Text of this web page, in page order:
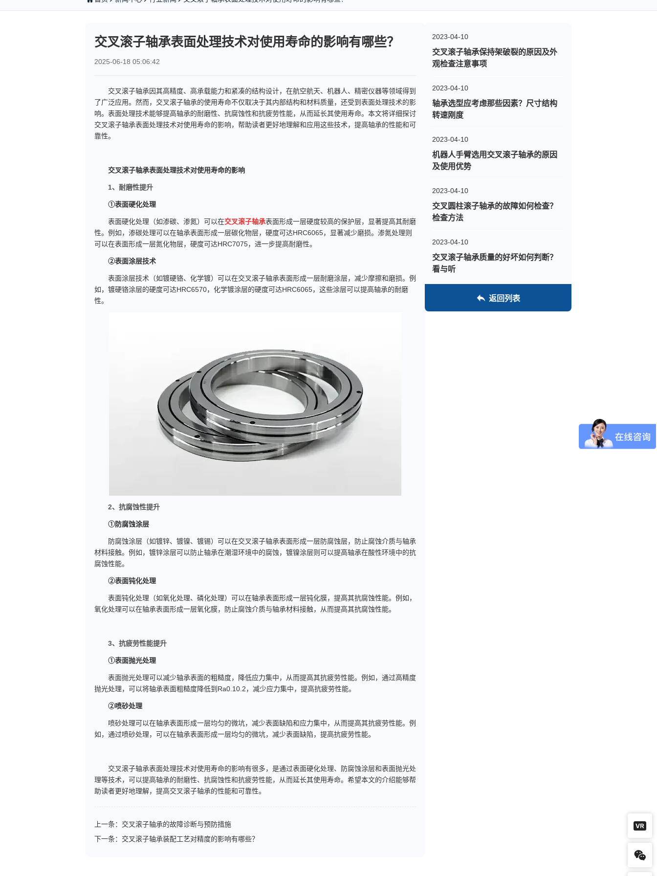
交叉滚子轴承表面处理技术对使用寿命的影响有哪些？
2025-06-18 05:06:42
交叉滚子轴承因其高精度、高承载能力和紧凑的结构设计，在航空航天、机器人、精密仪器等领域得到
了广泛应用。然而，交叉滚子轴承的使用寿命不仅取决于其内部结构和材料质量，还受到表面处理技术的影
响。表面处理技术能够提高轴承的耐磨性、抗腐蚀性和抗疲劳性能，从而延长其使用寿命。本文将详细探讨
交叉滚子轴承表面处理技术对使用寿命的影响，帮助读者更好地理解和应用这些技术，提高轴承的性能和可
靠性。
交叉滚子轴承表面处理技术对使用寿命的影响
1、耐磨性提升
①表面硬化处理
表面硬化处理（如渗碳、渗氮）可以在交叉滚子轴承表面形成一层硬度较高的保护层，显著提高其耐磨
性。例如，渗碳处理可以在轴承表面形成一层碳化物层，硬度可达HRC6065，显著减少磨损。渗氮处理则
可以在表面形成一层氮化物层，硬度可达HRC7075，进一步提高耐磨性。
②表面涂层技术
表面涂层技术（如镀硬铬、化学镀）可以在交叉滚子轴承表面形成一层耐磨涂层，减少摩擦和磨损。例
如，镀硬铬涂层的硬度可达HRC6570，化学镀涂层的硬度可达HRC6065，这些涂层可以提高轴承的耐磨
性。
2、抗腐蚀性提升
①防腐蚀涂层
防腐蚀涂层（如镀锌、镀镍、镀锡）可以在交叉滚子轴承表面形成一层防腐蚀层，防止腐蚀介质与轴承
材料接触。例如，镀锌涂层可以防止轴承在潮湿环境中的腐蚀，镀镍涂层则可以提高轴承在酸性环境中的抗
腐蚀性能。
②表面钝化处理
表面钝化处理（如氧化处理、磷化处理）可以在轴承表面形成一层钝化膜，提高其抗腐蚀性能。例如，
氧化处理可以在轴承表面形成一层氧化膜，防止腐蚀介质与轴承材料接触，从而提高其抗腐蚀性能。
3、抗疲劳性能提升
①表面抛光处理
表面抛光处理可以减少轴承表面的粗糙度，降低应力集中，从而提高其抗疲劳性能。例如，通过高精度
抛光处理，可以将轴承表面粗糙度降低到Ra0.10.2，减少应力集中，提高抗疲劳性能。
②喷砂处理
喷砂处理可以在轴承表面形成一层均匀的微坑，减少表面缺陷和应力集中，从而提高其抗疲劳性能。例
如，通过喷砂处理，可以在轴承表面形成一层均匀的微坑，减少表面缺陷，提高抗疲劳性能。
交叉滚子轴承表面处理技术对使用寿命的影响有很多，是通过表面硬化处理、防腐蚀涂层和表面抛光处
理等技术，可以提高轴承的耐磨性、抗腐蚀性和抗疲劳性能，从而延长其使用寿命。希望本文的介绍能够帮
助读者更好地理解，提高交叉滚子轴承的性能和可靠性。
上一条： 交叉滚子轴承的故障诊断与预防措施
下一条： 交叉滚子轴承装配工艺对精度的影响有哪些？
2023-04-10
交叉滚子轴承保持架破裂的原因及外
观检查注意事项
2023-04-10
轴承选型应考虑那些因素？尺寸结构
转速刚度
2023-04-10
机器人手臂选用交叉滚子轴承的原因
及使用优势
2023-04-10
交叉圆柱滚子轴承的故障如何检查？
检查方法
2023-04-10
交叉滚子轴承质量的好坏如何判断？
看与听
返回列表